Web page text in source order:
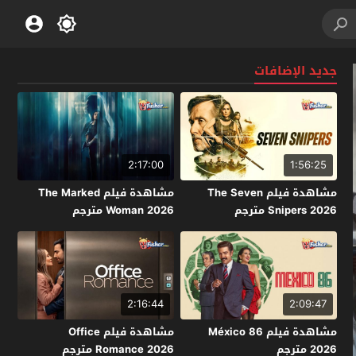
جديد الإضافات
1:56:25
مشاهدة فيلم The Seven
Snipers 2026 مترجم
2:17:00
مشاهدة فيلم The Marked
Woman 2026 مترجم
2:09:47
مشاهدة فيلم México 86
2026 مترجم
2:16:44
مشاهدة فيلم Office
Romance 2026 مترجم